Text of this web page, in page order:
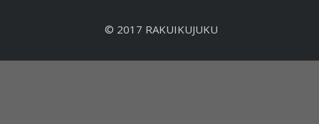
© 2017 RAKUIKUJUKU